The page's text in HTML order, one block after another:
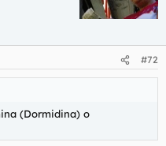
#72
(Dormidina) o